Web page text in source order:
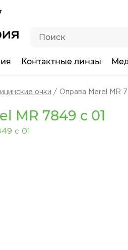
Контактные линзы
очки Оправа Merel MR
MR 7849 с 01